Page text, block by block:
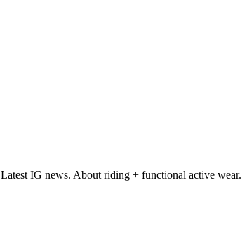
Latest IG news. About riding + functional active wear.